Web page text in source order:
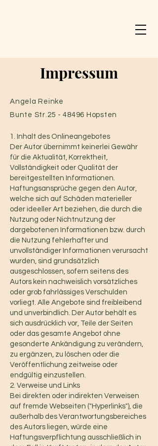
Impressum
Angela Reinke
Bunte Str.25 - 48496 Hopsten
1. Inhalt des Onlineangebotes
Der Autor übernimmt keinerlei Gewähr
für die Aktualität, Korrektheit,
Vollständigkeit oder Qualität der
bereitgestellten Informationen.
Haftungsansprüche gegen den Autor,
welche sich auf Schäden materieller
oder ideeller Art beziehen, die durch die
Nutzung oder Nichtnutzung der
dargebotenen Informationen bzw. durch
die Nutzung fehlerhafter und
unvollständiger Informationen verursacht
wurden, sind grundsätzlich
ausgeschlossen, sofern seitens des
Autors kein nachweislich vorsätzliches
oder grob fahrlässiges Verschulden
vorliegt. Alle Angebote sind freibleibend
und unverbindlich. Der Autor behält es
sich ausdrücklich vor, Teile der Seiten
oder das gesamte Angebot ohne
gesonderte Ankändigung zu verändern,
zu ergänzen, zu löschen oder die
Veröffentlichung zeitweise oder
endgültig einzustellen.
2. Verweise und Links
Bei direkten oder indirekten Verweisen
auf fremde Webseiten ("Hyperlinks"), die
außerhalb des Verantwortungsbereiches
des Autors liegen, würde eine
Haftungsverpflichtung ausschließlich in